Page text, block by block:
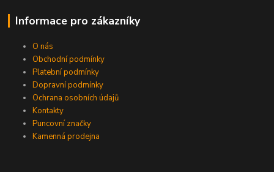
Informace pro zákazníky
O nás
Obchodní podmínky
Platební podmínky
Dopravní podmínky
Ochrana osobních údajů
Kontakty
Puncovní značky
Kamenná prodejna